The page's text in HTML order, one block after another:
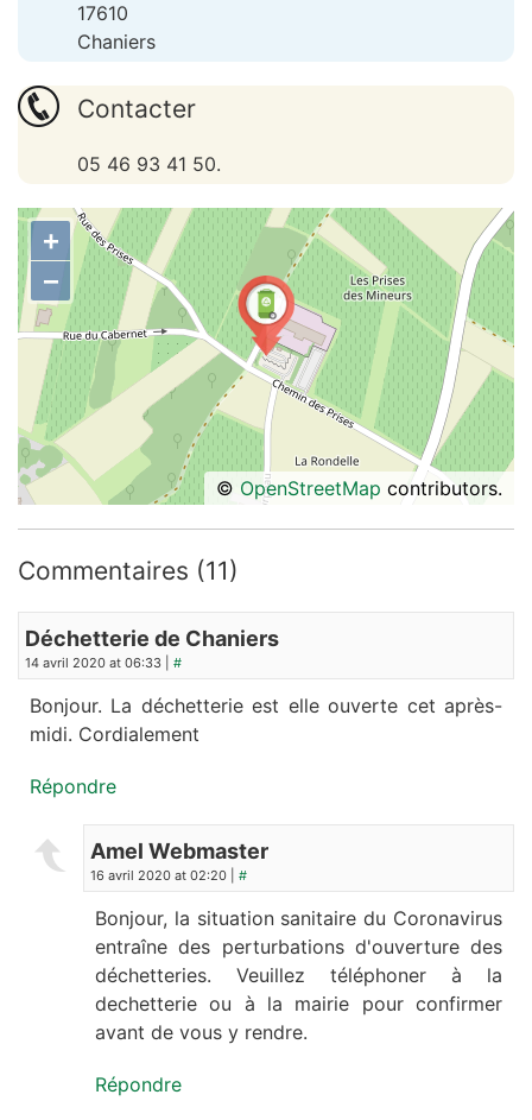
17610
Chaniers
Contacter
05 46 93 41 50.
+
−
© OpenStreetMap contributors.
Commentaires (11)
Déchetterie de Chaniers
14 avril 2020 at 06:33 | #
Bonjour. La déchetterie est elle ouverte cet après-
midi. Cordialement
Répondre
Amel Webmaster
16 avril 2020 at 02:20 | #
Bonjour, la situation sanitaire du Coronavirus
entraîne des perturbations d'ouverture des
déchetteries. Veuillez téléphoner à la
dechetterie ou à la mairie pour confirmer
avant de vous y rendre.
Répondre